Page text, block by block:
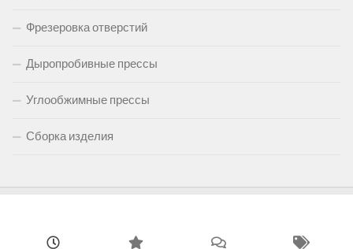
Фрезеровка отверстий
Дыропробивные прессы
Углообжимные прессы
Сборка изделия